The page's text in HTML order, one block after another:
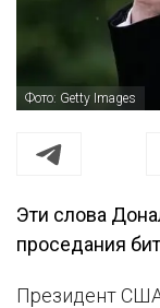
Фото: Getty Images
Эти слова
проседания
Президент